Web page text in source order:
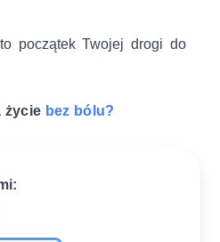
początek Twojej drogi do
życie bez bólu?